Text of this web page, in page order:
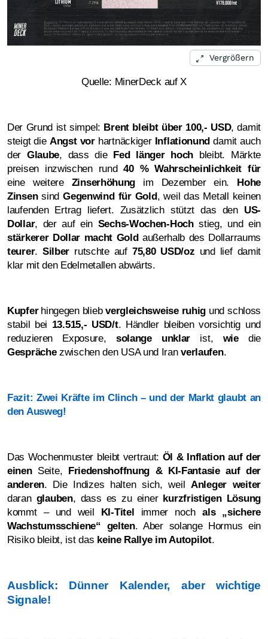
Vergrößern
Quelle: MinerDeck auf X
Der Grund ist simpel: Brent bleibt über 100,- USD, damit
steigt die Angst vorhartnäckiger Inflationund damit auch
der Glaube, dass die Fed länger hoch bleibt. Märkte
preisen inzwischen rund40 % Wahrscheinlichkeit für
eine weitere Zinserhöhung im Dezember ein. Hohe
ZinsensindGegenwind für Gold, weil das Metall keinen
laufenden Ertrag liefert. Zusätzlich stützt das den US-
Dollar, der auf ein Sechs-Wochen-Hochstieg, und ein
stärkerer Dollar macht Goldaußerhalb des Dollarraums
teurer. Silber rutschte auf 75,80 USD/oz und lief damit
klar mit den Edelmetallen abwärts.
Kupfer hingegen bliebvergleichsweise ruhig und schloss
stabil bei 13.515,- USD/t. Händler bleiben vorsichtig und
reduzieren Exposure, solange unklar ist, wiedie
Gesprächezwischen den USA und Iranverlaufen.
Fazit: Zwei Kräfte im Clinch – und der Markt glaubt an
den Ausweg!
Das Wochenmuster bleibt vertraut: Öl & Inflation auf der
einenSeite, Friedenshoffnung & KI-Fantasie auf der
anderen. Die Indizes halten sich, weilAnleger weiter
daran glauben, dass es zu einer kurzfristigen Lösung
kommt – und weil KI-Titel immer nochals „sichere
Wachstumsschiene“ gelten. Aber solange Hormus ein
Risiko bleibt, ist das keine Rallye im Autopilot.
Ausblick: Dünner Kalender, aber wichtige
Signale!